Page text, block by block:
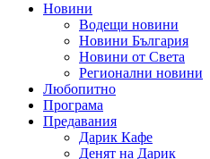
Новини
Водещи новини
Новини България
Новини от Света
Регионални новини
Любопитно
Програма
Предавания
Дарик Кафе
Денят на Дарик